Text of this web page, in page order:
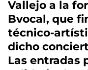
Vallejo a la
Bvocal, que
técnico-
dicho
Las entradas